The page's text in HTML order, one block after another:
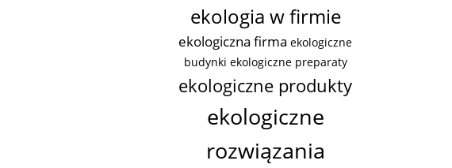
ekologia w firmie
ekologiczna firma ekologiczne
budynki ekologiczne preparaty
ekologiczne produkty
ekologiczne
rozwiązania